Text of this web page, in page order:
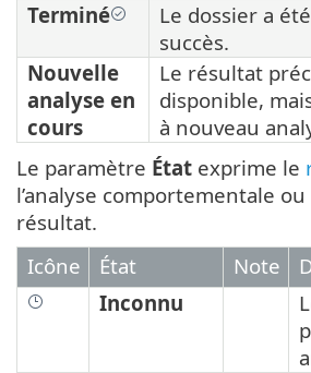
Terminé
Le dossier a
succès.
Nouvelle
analyse en
cours
Le résultat
disponible,
à nouveau
Le paramètre État exprime le
l’analyse comportementale ou
résultat.
Icône
État Note
Inconnu